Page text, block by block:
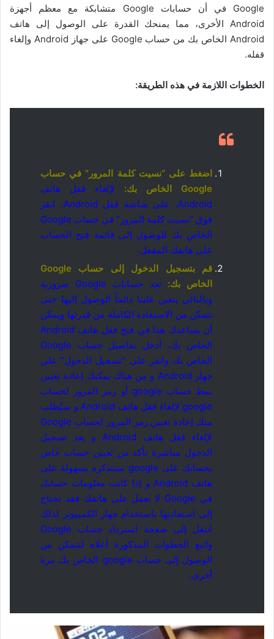
Google في أن حسابات Google متشابكة مع معظم أجهزة
Android الأخرى، مما يمنحك القدرة على الوصول إلى هاتف
Android الخاص بك من حساب Google على جهاز Android وإلغاء
قفله.
الخطوات اللازمة في هذه الطريقة:
اضغط على “نسيت كلمة المرور” في حساب
Google الخاص بك
:
لإلغاء قفل هاتف
Android، على شاشة قفل Android، انقر
فوق “نسيت كلمة المرور” في حساب Google
الخاص بك للوصول إلى قائمة فتح الحساب
على هاتفك المقفل.
قم بتسجيل الدخول إلى حساب Google
الخاص بك:
تعد حسابات Google ضرورية
وبالتالي يتعين علينا دائماً الوصول إليها حتى
نتمكن من الاستفادة الكاملة من قدرتها ويمكن
أن يساعدك هذا في فتح قفل هاتف Android
الخاص بك، أدخل تفاصيل حساب Google
الخاص بك وانقر على “تسجيل الدخول” على
جهاز Android و من هناك يمكنك إعادة تعيين
نمط حساب google أو رمز المرور لحساب
google لإلغاء قفل هاتف Android و سيُطلب
منك إعادة تعيين رمز المرور لحساب Google
لإلغاء قفل هاتف Android و بعد تسجيل
الدخول مباشرة تأكد من تعيين حساب خاص
بحسابك على google ستتذكره بسهولة على
هاتف Android و إذا كانت معلومات حسابك
في Google لا تعمل على هاتفك فقد تحتاج
إلى استعادتها باستخدام جهاز الكمبيوتر لذلك
انتقل إلى صفحة استرداد حساب Google
واتبع الخطوات المذكورة أعلاه لتتمكن من
الوصول إلى حساب google الخاص بك مرة
أخرى.